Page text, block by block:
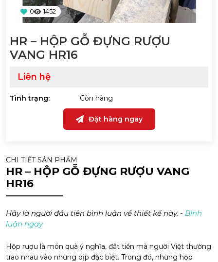
0 1452
HR – HỘP GỖ ĐỰNG RƯỢU
VANG HR16
Liên hệ
Tình trạng: Còn hàng
Đặt hàng ngay
CHI TIẾT SẢN PHẨM
HR – HỘP GỖ ĐỰNG RƯỢU VANG
HR16
Hãy là người đầu tiên bình luận về thiết kế này. - Bình
luận ngay
Hộp rượu là món quà ý nghĩa, đắt tiền mà người Việt thường
trao nhau vào những dịp đặc biệt. Trong đó, những hộp